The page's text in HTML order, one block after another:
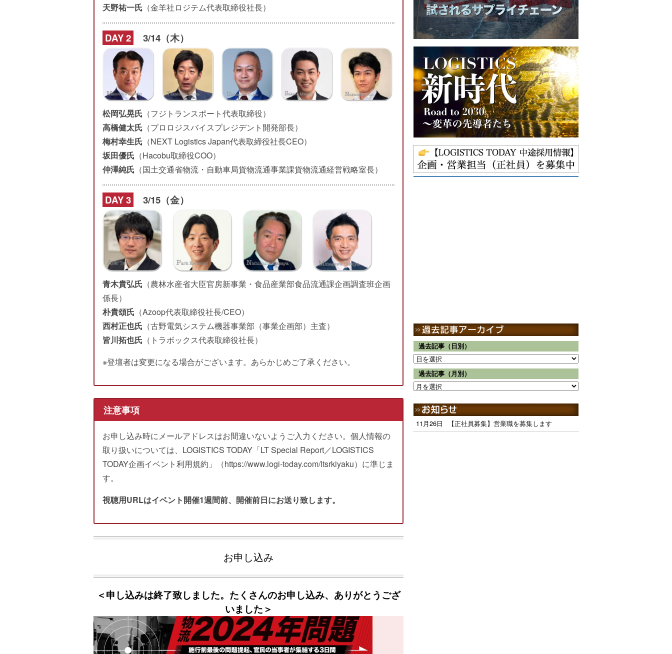
天野祐一氏 （金羊社ロジテム代表取締役社長）
DAY 2 3/14（木）
松岡弘晃氏 （フジトランスポート代表取締役）
高橋健太氏 （プロロジスバイスプレジデント開発部長）
梅村幸生氏 （NEXT Logistics Japan代表取締役社長CEO）
坂田優氏 （Hacobu取締役COO）
仲澤純氏 （国土交通省物流・自動車局貨物流通事業課貨物流通経営戦略室長）
DAY 3 3/15（金）
青木貴弘氏 （農林水産省大臣官房新事業・食品産業部食品流通課企画調査班企画
係長）
朴貴頌氏 （Azoop代表取締役社長/CEO）
西村正也氏 （古野電気システム機器事業部（事業企画部）主査）
皆川拓也氏 （トラボックス代表取締役社長）
※登壇者は変更になる場合がございます。あらかじめご了承ください。
注意事項
お申し込み時にメールアドレスはお間違いないようご入力ください。個人情報の
取り扱いについては、LOGISTICS TODAY「LT Special Report／LOGISTICS
TODAY企画イベント利用規約」（https://www.logi-today.com/ltsrkiyaku）に準じま
す。
視聴用URLはイベント開催1週間前、開催前日にお送り致します。
お申し込み
＜申し込みは終了致しました。たくさんのお申し込み、ありがとうござ
いました＞
過去記事（日別）
過去記事（月別）
11月26日 【正社員募集】営業職を募集します